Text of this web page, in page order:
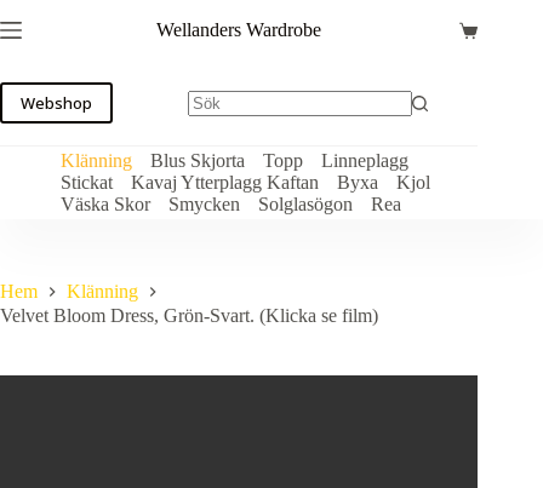
till
Wellanders Wardrobe Varukorg
Webshop
Klänning Blus Skjorta Topp
Linneplagg
Stickat
Kavaj Ytterplagg Kaftan Byxa
Kjol
Väska Skor
Smycken Solglasögon Rea
Hem
Klänning
Velvet Bloom Dress, Grön-Svart. (Klicka se film)